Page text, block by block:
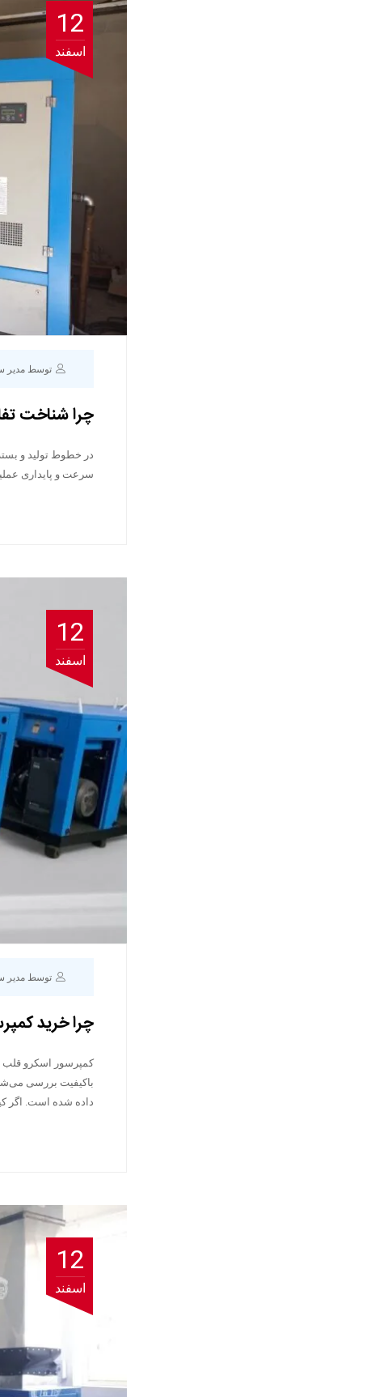
12
اسفند
توسط مدیر
چرا شناخت
در خطوط تولید و
سرعت و پایداری
12
اسفند
توسط مدیر
چرا خرید
کمپرسور اسکرو قلب
باکیفیت بررسی
داده شده است. اگر
12
اسفند